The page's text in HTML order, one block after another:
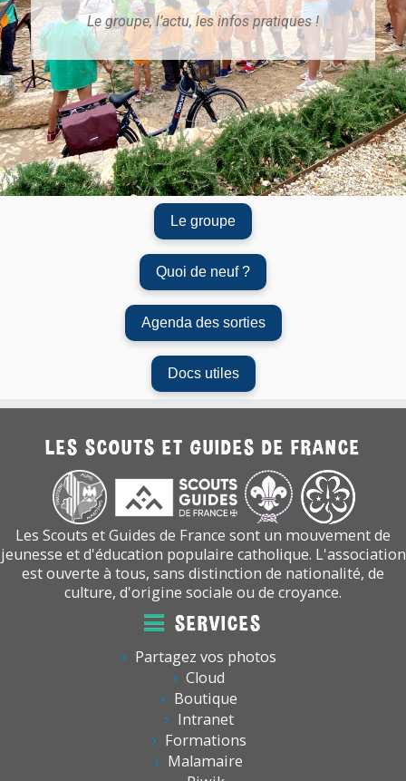
Le groupe, l’actu, les infos pratiques !
Le groupe
Quoi de neuf ?
Agenda des sorties
Docs utiles
LES SCOUTS ET GUIDES DE FRANCE
Les Scouts et Guides de France sont un mouvement de
jeunesse et d'éducation populaire catholique. L'association
est ouverte à tous, sans distinction de nationalité, de
culture, d'origine sociale ou de croyance.
SERVICES
Partagez vos photos
Cloud
Boutique
Intranet
Formations
Malamaire